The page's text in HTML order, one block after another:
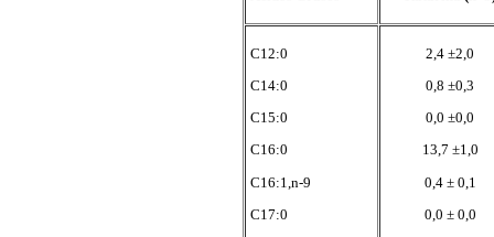
C12:0
C14:0
C15:0
C16:0
C16:1,n-9
C17:0
2,4 ±2,0
0,8 ±0,3
0,0 ±0,0
13,7 ±1,0
0,4 ± 0,1
0,0 ± 0,0